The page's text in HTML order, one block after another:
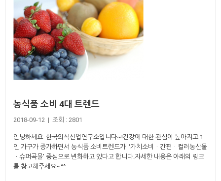
농식품 소비 4대 트렌드
2018-09-12 | 조회 : 2801
안녕하세요. 한국외식산업연구소입니다~!건강에 대한 관심이 높아지고 1
인 가구가 증가하면서 농식품 소비트렌드가 ‘가치소비ㆍ간편ㆍ컬러농산물
ㆍ슈퍼곡물’ 중심으로 변화하고 있다고 합니다.자세한 내용은 아래의 링크
를 참고해주세요~^^